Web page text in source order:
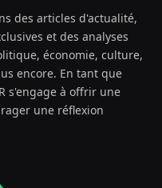
des articles d'actualité,
et des analyses
économie, culture,
encore. En tant que
s'engage à offrir une
une réflexion